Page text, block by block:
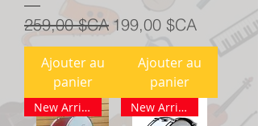
Prix original
259,00 $CA Prix promotionnel
199,00 $CA
Ajouter au
panier
Ajouter au
panier
New Arrival New Arrival